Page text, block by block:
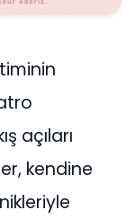
açıları
kendine